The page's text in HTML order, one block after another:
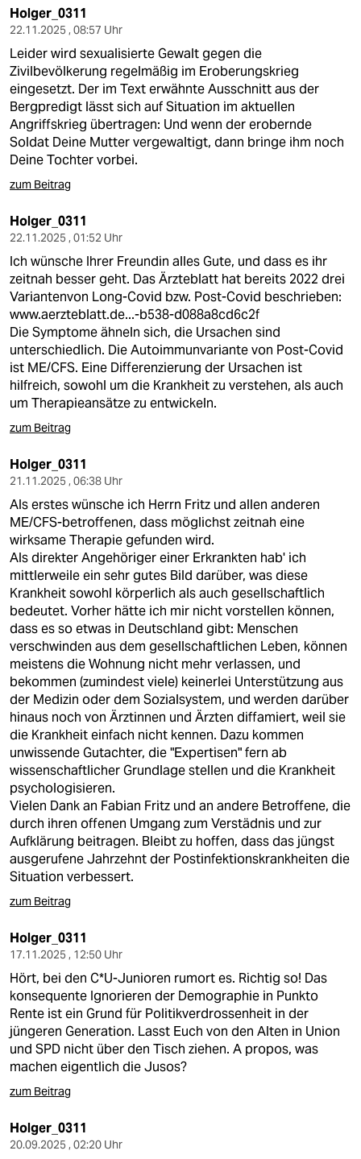
Holger_0311
22.11.2025 , 08:57 Uhr
Leider wird sexualisierte Gewalt gegen die
Zivilbevölkerung regelmäßig im Eroberungskrieg
eingesetzt. Der im Text erwähnte Ausschnitt aus der
Bergpredigt lässt sich auf Situation im aktuellen
Angriffskrieg übertragen: Und wenn der erobernde
Soldat Deine Mutter vergewaltigt, dann bringe ihm noch
Deine Tochter vorbei.
zum Beitrag
Holger_0311
22.11.2025 , 01:52 Uhr
Ich wünsche Ihrer Freundin alles Gute, und dass es ihr
zeitnah besser geht. Das Ärzteblatt hat bereits 2022 drei
Variantenvon Long-Covid bzw. Post-Covid beschrieben:
www.aerzteblatt.de...-b538-d088a8cd6c2f
Die Symptome ähneln sich, die Ursachen sind
unterschiedlich. Die Autoimmunvariante von Post-Covid
ist ME/CFS. Eine Differenzierung der Ursachen ist
hilfreich, sowohl um die Krankheit zu verstehen, als auch
um Therapieansätze zu entwickeln.
zum Beitrag
Holger_0311
21.11.2025 , 06:38 Uhr
Als erstes wünsche ich Herrn Fritz und allen anderen
ME/CFS-betroffenen, dass möglichst zeitnah eine
wirksame Therapie gefunden wird.
Als direkter Angehöriger einer Erkrankten hab' ich
mittlerweile ein sehr gutes Bild darüber, was diese
Krankheit sowohl körperlich als auch gesellschaftlich
bedeutet. Vorher hätte ich mir nicht vorstellen können,
dass es so etwas in Deutschland gibt: Menschen
verschwinden aus dem gesellschaftlichen Leben, können
meistens die Wohnung nicht mehr verlassen, und
bekommen (zumindest viele) keinerlei Unterstützung aus
der Medizin oder dem Sozialsystem, und werden darüber
hinaus noch von Ärztinnen und Ärzten diffamiert, weil sie
die Krankheit einfach nicht kennen. Dazu kommen
unwissende Gutachter, die "Expertisen" fern ab
wissenschaftlicher Grundlage stellen und die Krankheit
psychologisieren.
Vielen Dank an Fabian Fritz und an andere Betroffene, die
durch ihren offenen Umgang zum Verstädnis und zur
Aufklärung beitragen. Bleibt zu hoffen, dass das jüngst
ausgerufene Jahrzehnt der Postinfektionskrankheiten die
Situation verbessert.
zum Beitrag
Holger_0311
17.11.2025 , 12:50 Uhr
Hört, bei den C*U-Junioren rumort es. Richtig so! Das
konsequente Ignorieren der Demographie in Punkto
Rente ist ein Grund für Politikverdrossenheit in der
jüngeren Generation. Lasst Euch von den Alten in Union
und SPD nicht über den Tisch ziehen. A propos, was
machen eigentlich die Jusos?
zum Beitrag
Holger_0311
20.09.2025 , 02:20 Uhr